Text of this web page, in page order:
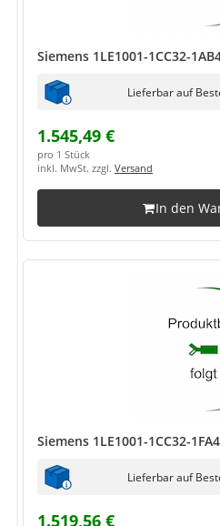
Siemens 1LE1001-1CC32-
Lieferbar auf
1.545,49 €
pro 1 Stück
inkl. MwSt. zzgl. Versand
In den
Siemens 1LE1001-1CC32-1FA4
Lieferbar auf
1.519,56 €